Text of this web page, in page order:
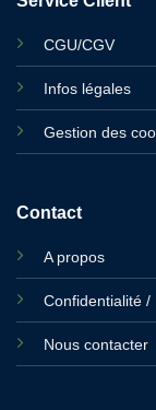
CGU/CGV
Infos légales
Gestion des
Contact
A propos
Confidentialité /
Nous contacter